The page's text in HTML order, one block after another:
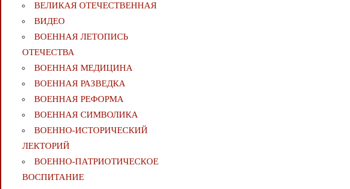
ВЕЛИКАЯ ОТЕЧЕСТВЕННАЯ
ВИДЕО
ВОЕННАЯ ЛЕТОПИСЬ
ОТЕЧЕСТВА
ВОЕННАЯ МЕДИЦИНА
ВОЕННАЯ РАЗВЕДКА
ВОЕННАЯ РЕФОРМА
ВОЕННАЯ СИМВОЛИКА
ВОЕННО-ИСТОРИЧЕСКИЙ
ЛЕКТОРИЙ
ВОЕННО-ПАТРИОТИЧЕСКОЕ
ВОСПИТАНИЕ